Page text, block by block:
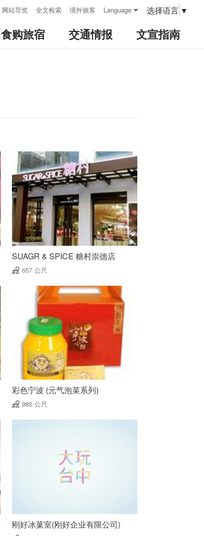
网站导览 全文检索 境外旅客 Language 选择语言 ▼
食购旅宿 交通情报 文宣指南
SUAGR & SPICE 糖村崇德店
657 公尺
彩色宁波 (元气泡菜系列)
985 公尺
刚好冰菓室(刚好企业有限公司)